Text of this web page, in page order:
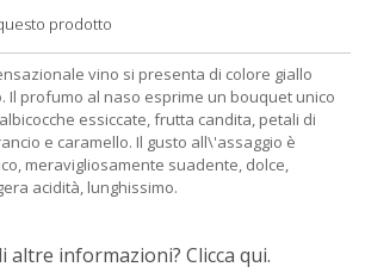
prodotto
vino si presenta di colore giallo
Il profumo al naso esprime un bouquet unico
essiccate, frutta candita, petali di
e caramello. Il gusto all\'assaggio è
meravigliosamente suadente, dolce,
acidità, lunghissimo.
altre informazioni? Clicca qui.